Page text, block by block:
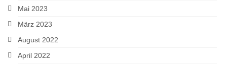
Mai 2023
März 2023
August 2022
April 2022